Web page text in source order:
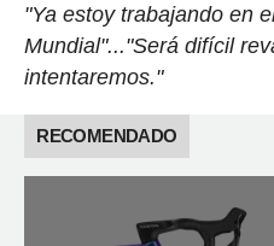
"Ya estoy trabajando en
Mundial"..."Será difícil
intentaremos."
RECOMENDADO